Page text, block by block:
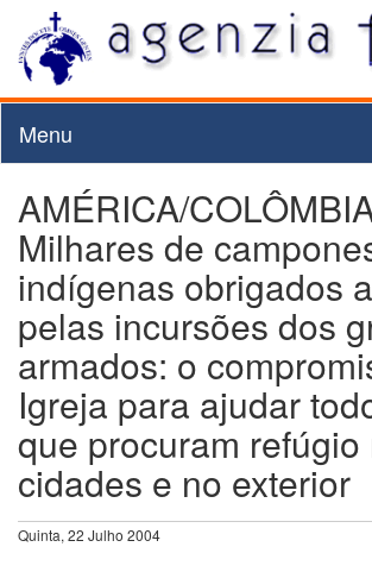
Menu
AMÉRICA/
Milhares de
indígenas obrigados
pelas incursões dos
armados: o
Igreja para ajudar
que procuram refúgio
cidades e no exterior
Quinta, 22 Julho 2004